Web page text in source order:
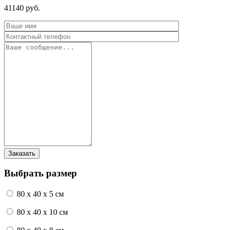
41140 руб.
Выбрать размер
80 x 40 x 5 см
80 x 40 x 10 см